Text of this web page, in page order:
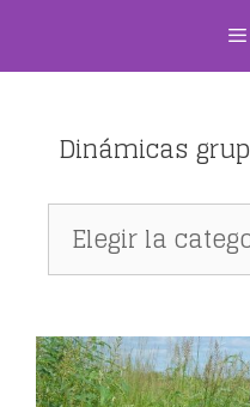
Dinámicas
Dinámicas
grupales
mucho
más